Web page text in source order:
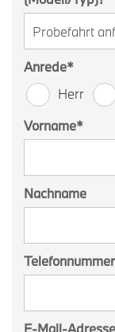
Anrede*
Herr
Vorname*
Nachname
Telefonnummer
E-Mail-Adresse